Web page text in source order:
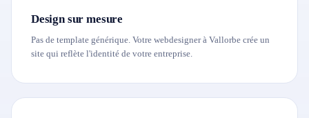
Design sur mesure
Pas de template générique. Votre webdesigner à Vallorbe crée un
site qui reflète l'identité de votre entreprise.